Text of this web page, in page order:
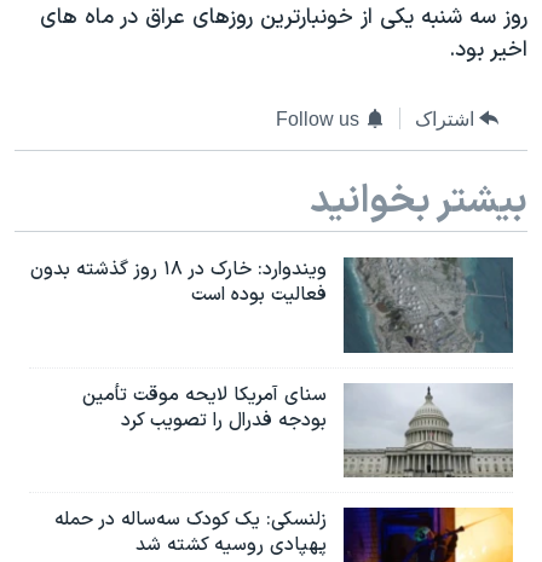
آرشیو پخش زنده
مجموعه مستندهای دادخواهی
دادگاه حمید نوری
قانون شفافیت دارائی کادر رهبری ایران
اعتراضات مردمی آبان ۹۸
اسرائیل در جنگ
نرگس محمدی برنده جایزه نوبل صلح
همایش محافظه‌کاران آمریکا «سی‌پک»
صفحه‌های ویژه
سفر پرزیدنت ترامپ به چین
روز سه شنبه یکی از خونبارترین روزهای عراق در ماه های
اخیر بود.
اشتراک Follow us
بیشتر بخوانید
ویندوارد: خارک در ۱۸ روز گذشته بدون
فعالیت بوده است
سنای آمریکا لایحه موقت تأمین
بودجه فدرال را تصویب کرد
زلنسکی: یک کودک سه‌ساله در حمله
پهپادی روسیه کشته شد